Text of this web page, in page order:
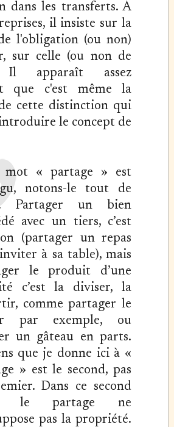
dans les transferts. À
il insiste sur la
l'obligation (ou non)
sur celle (ou non de
Il apparaît assez
que c'est même la
cette distinction qui
le concept de
mot « partage » est
notons-le tout de
Partager un bien
avec un tiers, c’est
(partager un repas
inviter à sa table), mais
le produit d’une
c’est la diviser, la
comme partager le
par exemple, ou
un gâteau en parts.
que je donne ici à «
» est le second, pas
Dans ce second
le partage ne
pas la propriété.